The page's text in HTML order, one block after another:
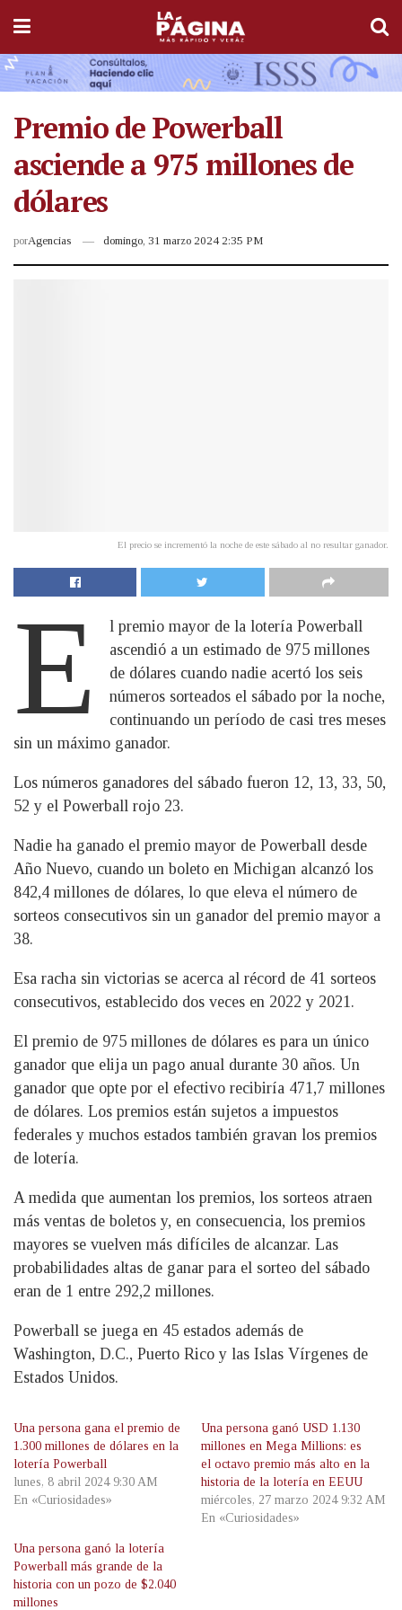
Premio de Powerball
asciende a 975 millones de
dólares
porAgencias domingo, 31 marzo 2024 2:35 PM
El precio se incrementó la noche de este sábado al no resultar ganador.
E
l premio mayor de la lotería Powerball
ascendió a un estimado de 975 millones
de dólares cuando nadie acertó los seis
números sorteados el sábado por la noche,
continuando un período de casi tres meses
sin un máximo ganador.
Los números ganadores del sábado fueron 12, 13, 33, 50,
52 y el Powerball rojo 23.
Nadie ha ganado el premio mayor de Powerball desde
Año Nuevo, cuando un boleto en Michigan alcanzó los
842,4 millones de dólares, lo que eleva el número de
sorteos consecutivos sin un ganador del premio mayor a
38.
Esa racha sin victorias se acerca al récord de 41 sorteos
consecutivos, establecido dos veces en 2022 y 2021.
El premio de 975 millones de dólares es para un único
ganador que elija un pago anual durante 30 años. Un
ganador que opte por el efectivo recibiría 471,7 millones
de dólares. Los premios están sujetos a impuestos
federales y muchos estados también gravan los premios
de lotería.
A medida que aumentan los premios, los sorteos atraen
más ventas de boletos y, en consecuencia, los premios
mayores se vuelven más difíciles de alcanzar. Las
probabilidades altas de ganar para el sorteo del sábado
eran de 1 entre 292,2 millones.
Powerball se juega en 45 estados además de
Washington, D.C., Puerto Rico y las Islas Vírgenes de
Estados Unidos.
Una persona gana el premio de
1.300 millones de dólares en la
lotería Powerball
lunes, 8 abril 2024 9:30 AM
En «Curiosidades»
Una persona ganó USD 1.130
millones en Mega Millions: es
el octavo premio más alto en la
historia de la lotería en EEUU
miércoles, 27 marzo 2024 9:32 AM
En «Curiosidades»
Una persona ganó la lotería
Powerball más grande de la
historia con un pozo de $2.040
millones